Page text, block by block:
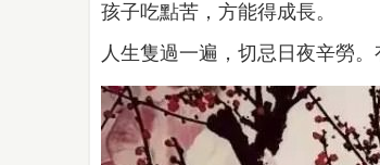
孩子吃點苦，方能得成長。
人生隻過一遍，切忌日夜辛勞